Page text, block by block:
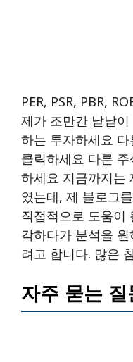
PER, PSR, PBR,
제가 조만간 낱낱
하는 투자하세요
클릭하세요 다른
하세요 지금까지는
였는데, 제 블로그
직접적으로 도움이
각하다가 분석을
려고 합니다. 많은
자주 묻는 질